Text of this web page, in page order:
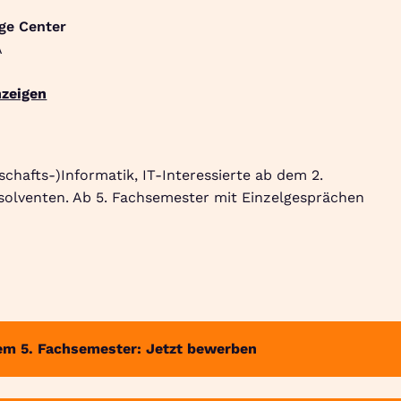
Center
)Informatik, IT-Interessierte ab dem 2.
Ab 5. Fachsemester mit Einzelgesprächen
5. Fachsemester: Jetzt bewerben